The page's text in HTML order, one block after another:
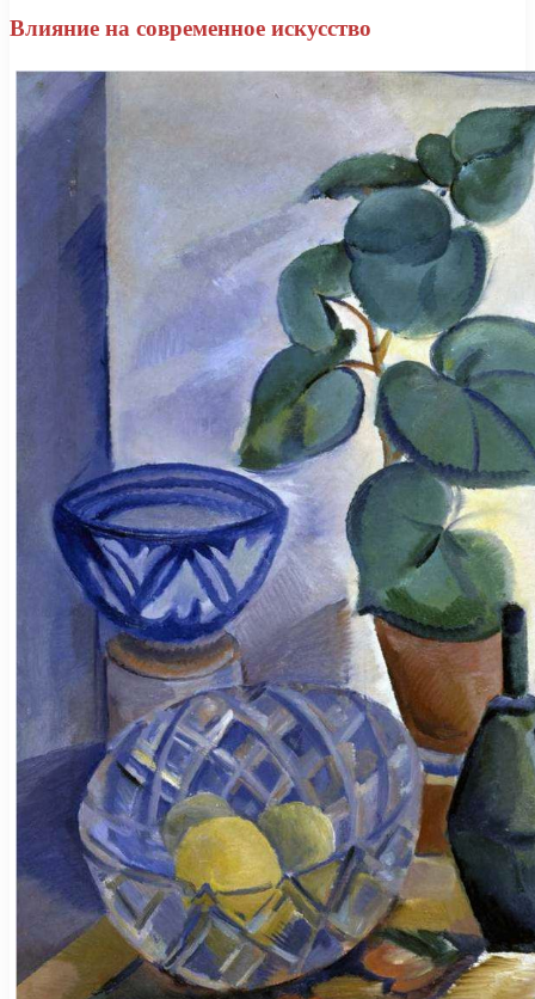
Влияние на современное искусство